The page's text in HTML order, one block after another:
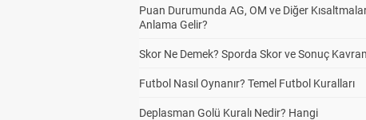
Puan Durumunda AG, OM ve Diğer
Anlama Gelir?
Skor Ne Demek? Sporda Skor ve Sonuç
Futbol Nasıl Oynanır? Temel Futbol Kuralları
Deplasman Golü Kuralı Nedir? Hangi